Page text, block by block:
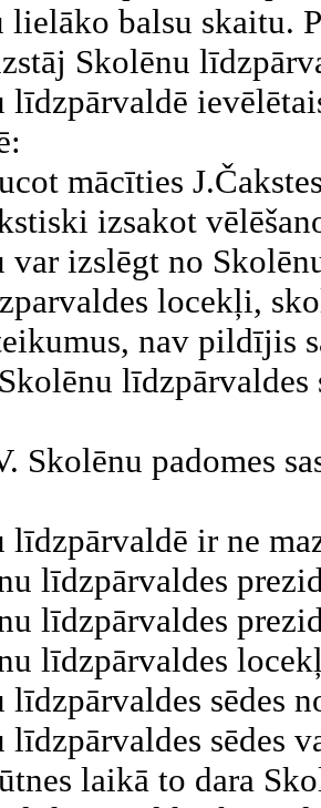
balsu skaitu.
Skolēnu
līdzpārvaldē
mācīties
izsakot
var izslēgt no
locekļi,
nav pildījis
līdzpārvaldes
Skolēnu padomes
līdzpārvaldē ir ne
līdzpārvaldes
līdzpārvaldes
līdzpārvaldes
līdzpārvaldes sēdes
līdzpārvaldes sēdes
laikā to dara